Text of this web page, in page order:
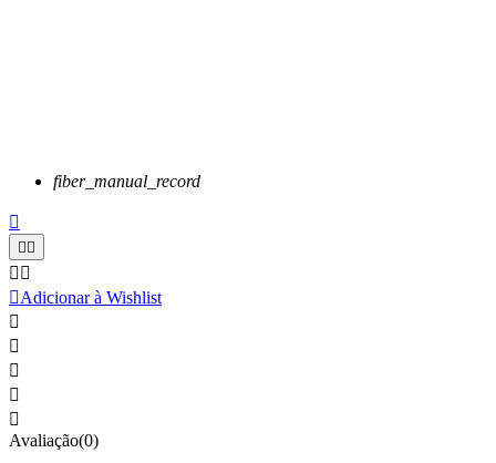
fiber_manual_record

 
 
Adicionar à Wishlist





Avaliação(0)